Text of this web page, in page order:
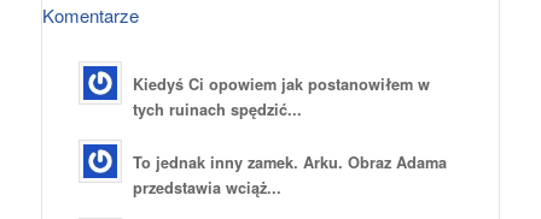
Komentarze
Kiedyś Ci opowiem jak postanowiłem w
tych ruinach spędzić...
To jednak inny zamek. Arku. Obraz Adama
przedstawia wciąż...